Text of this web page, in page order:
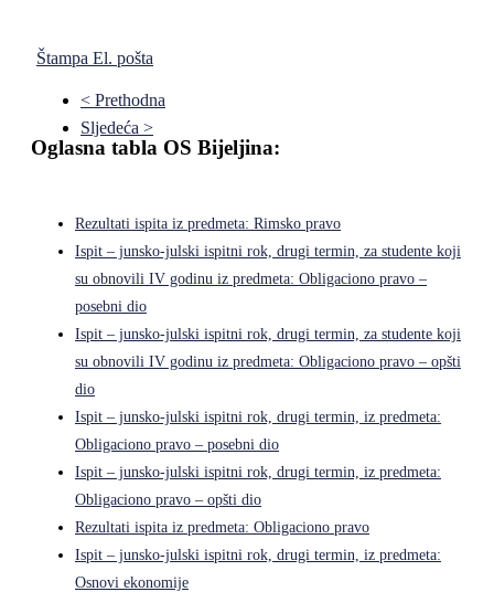
Štampa El. pošta
< Prethodna
Sljedeća >
Oglasna tabla OS Bijeljina:
Rezultati ispita iz predmeta: Rimsko pravo
Ispit – junsko-julski ispitni rok, drugi termin, za studente koji
su obnovili IV godinu iz predmeta: Obligaciono pravo –
posebni dio
Ispit – junsko-julski ispitni rok, drugi termin, za studente koji
su obnovili IV godinu iz predmeta: Obligaciono pravo – opšti
dio
Ispit – junsko-julski ispitni rok, drugi termin, iz predmeta:
Obligaciono pravo – posebni dio
Ispit – junsko-julski ispitni rok, drugi termin, iz predmeta:
Obligaciono pravo – opšti dio
Rezultati ispita iz predmeta: Obligaciono pravo
Ispit – junsko-julski ispitni rok, drugi termin, iz predmeta:
Osnovi ekonomije